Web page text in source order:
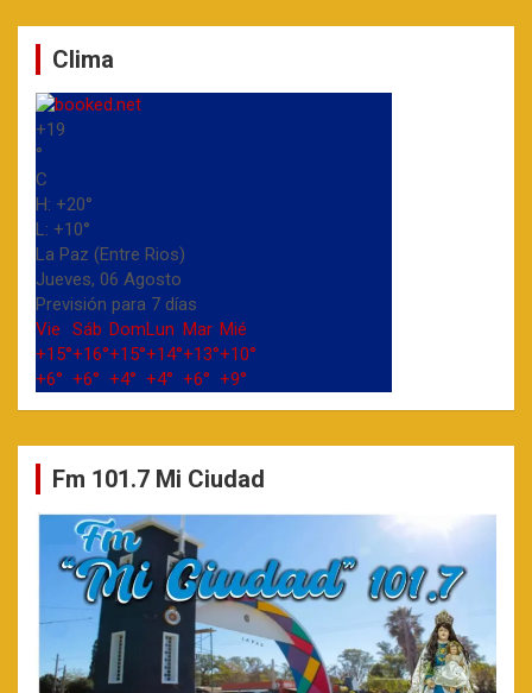
Clima
+19
°
C
H: +20°
L: +10°
La Paz (Entre Rios)
Jueves, 06 Agosto
Previsión para 7 días
Vie
Sáb DomLun Mar Mié
+15°+16°+15°+14°+13°+10°
+6° +6° +4° +4° +6° +9°
Fm 101.7 Mi Ciudad